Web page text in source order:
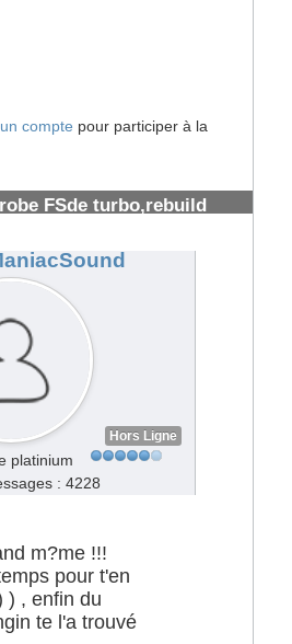
compte pour participer à la
FSde turbo,rebuild
Hors Ligne
platinium
: 4228
m?me !!!
pour t'en
) , enfin du
te l'a trouvé